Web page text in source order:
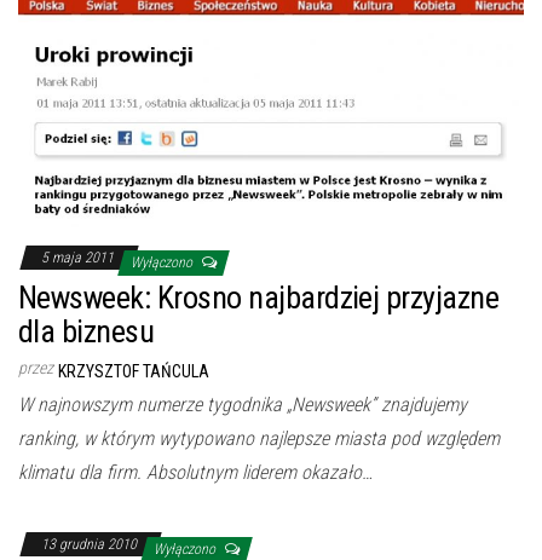
5 maja 2011 Wyłączono
Newsweek: Krosno najbardziej przyjazne
dla biznesu
przez KRZYSZTOF TAŃCULA
W najnowszym numerze tygodnika „Newsweek” znajdujemy
ranking, w którym wytypowano najlepsze miasta pod względem
klimatu dla firm. Absolutnym liderem okazało…
13 grudnia 2010 Wyłączono